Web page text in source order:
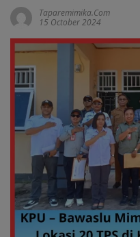
Taparemimika.com
15 October 2024